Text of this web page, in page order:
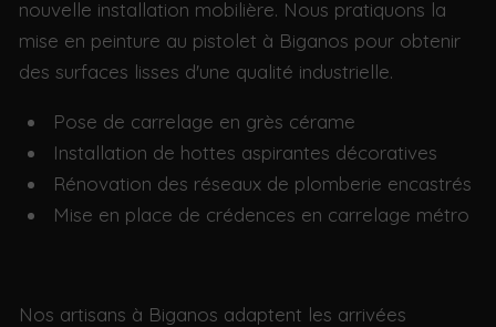
nouvelle installation mobilière. Nous pratiquons la
mise en peinture au pistolet à Biganos pour obtenir
des surfaces lisses d'une qualité industrielle.
Pose de carrelage en grès cérame
Installation de hottes aspirantes décoratives
Rénovation des réseaux de plomberie encastrés
Mise en place de crédences en carrelage métro
Nos artisans à Biganos adaptent les arrivées